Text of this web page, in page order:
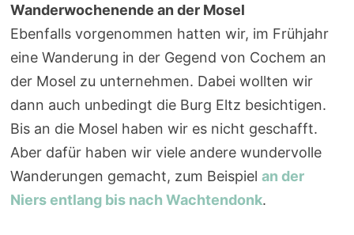
Wanderwochenende an der Mosel
Ebenfalls vorgenommen hatten wir, im Frühjahr
eine Wanderung in der Gegend von Cochem an
der Mosel zu unternehmen. Dabei wollten wir
dann auch unbedingt die Burg Eltz besichtigen.
Bis an die Mosel haben wir es nicht geschafft.
Aber dafür haben wir viele andere wundervolle
Wanderungen gemacht, zum Beispielan der
Niers entlang bis nach Wachtendonk.